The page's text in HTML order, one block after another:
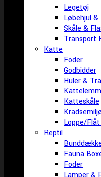
Legetøj
Løbehjul &
Skåle &
Transport
Katte
Foder
Godbidder
Huler &
Katteskåle
Loppe/
Reptil
Bunddække
Fauna
Foder
Lamper &